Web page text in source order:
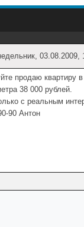
продаю квартиру
38 000 рублей.
с реальным
90 Антон